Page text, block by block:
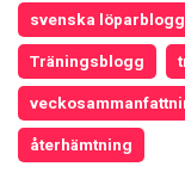
svenska
Träningsblogg
återhämtning